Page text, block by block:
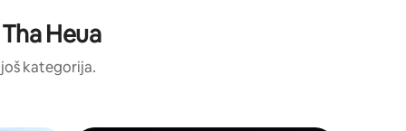
Heua
kategorija.